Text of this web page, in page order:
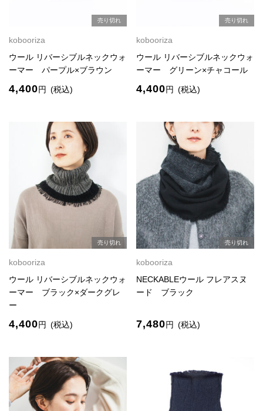
kobooriza
売り切れ
ウール リバーシブルネックウォ
ーマー パープル×ブラウン
4,400円 (税込)
kobooriza
売り切れ
ウール リバーシブルネックウォ
ーマー グリーン×チャコール
4,400円 (税込)
kobooriza
売り切れ
ウール リバーシブルネックウォ
ーマー ブラック×ダークグレ
ー
4,400円 (税込)
kobooriza
売り切れ
NECKABLEウール フレアスヌ
ード ブラック
7,480円 (税込)